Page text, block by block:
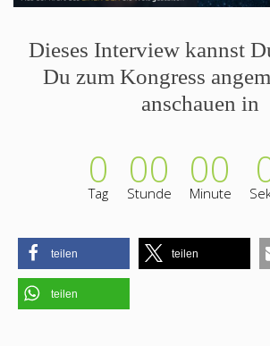
Dieses Interview kannst
Du zum Kongress
anschauen in
0
Tag 00
Stunde 00
Minute
teilen teilen
teilen